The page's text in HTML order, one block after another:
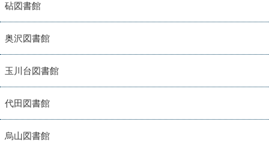
砧図書館
奥沢図書館
玉川台図書館
代田図書館
烏山図書館